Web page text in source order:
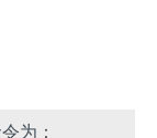
为：